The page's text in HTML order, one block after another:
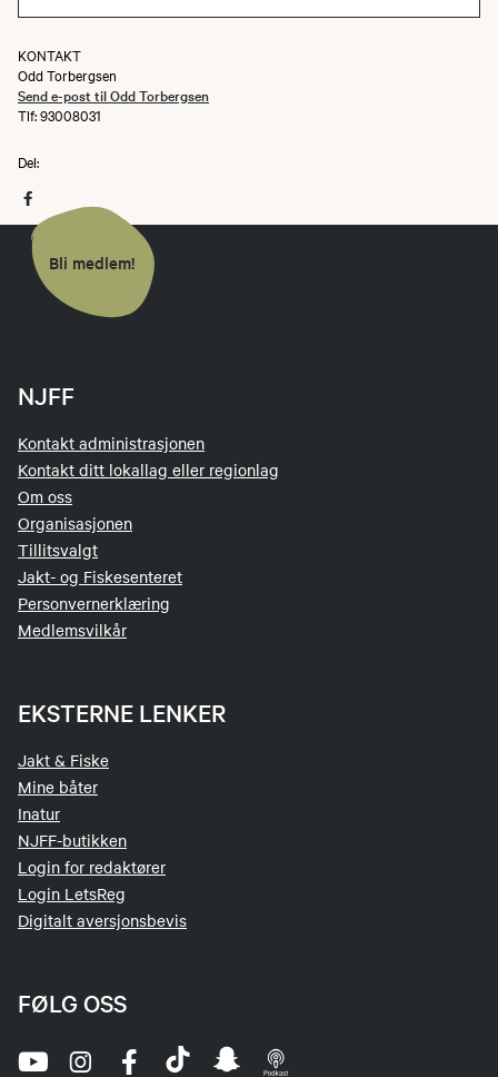
KONTAKT
Odd Torbergsen
Send e-post til Odd Torbergsen
Tlf: 93008031
Del:
Bli medlem!
NJFF
Kontakt administrasjonen
Kontakt ditt lokallag eller regionlag
Om oss
Organisasjonen
Tillitsvalgt
Jakt- og Fiskesenteret
Personvernerklæring
Medlemsvilkår
EKSTERNE LENKER
Jakt & Fiske
Mine båter
Inatur
NJFF-butikken
Login for redaktører
Login LetsReg
Digitalt aversjonsbevis
FØLG OSS